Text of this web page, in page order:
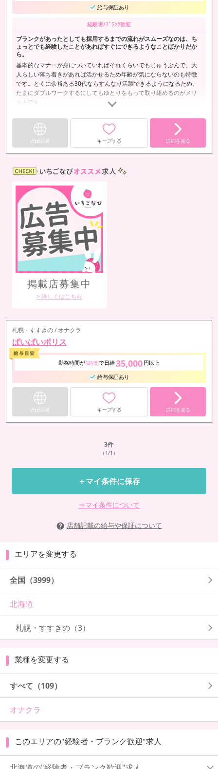
給与保証あり
経験者/ﾌﾞﾗﾝｸ歓迎
ブランクがあったとしても採用するまでの流れがスムーズなのは、ち
ょっとでも経験したことがあればすぐにできるようなことばかりだか
ら。
基本的なマナーが身についていればそれくらいでもじゅうぶんで、大
人らしい落ち着きがあれば活かせるため年齢が気にならないのも特徴
です。とくに余裕ある30代ならすんなり活躍できるようになるため、
たまにダブルワークするにしてもゆとりをもって取り組めるのがメリ
ットです。
WEB応募 キープする 詳細を見る
掲載店募集中
> 詳しくはこちら
札幌・すすきの / オナクラ
ぱいぱいポリス
勤務時間が5時間で日給35,000 円以上
給与保証あり
WEB応募 キープする 詳細を見る
3件
（1/1）
＋マイ条件に保存
⇒マイ条件について
店舗記載の給与や保証について
エリアを変更する
全国 （3999）
北海道
札幌・すすきの （3）
業種を変更する
すべて（109）
オナクラ
このエリアの"経験者・ブランク歓迎"求人